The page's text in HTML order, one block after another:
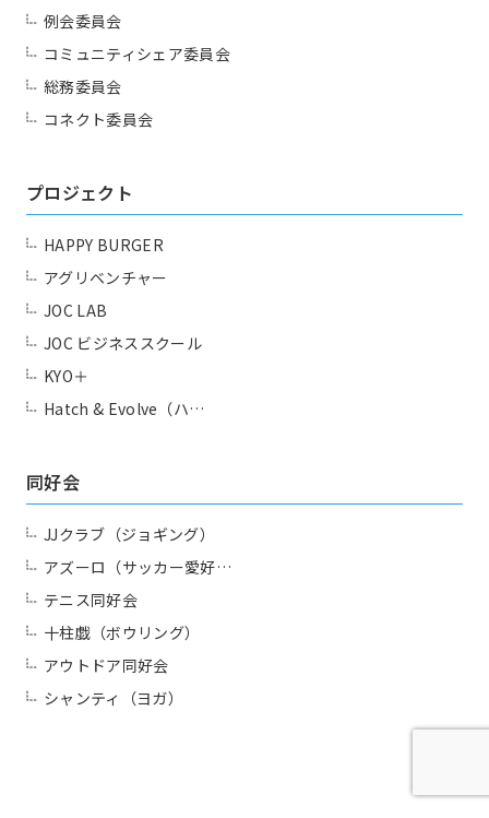
例会委員会
コミュニティシェア委員会
総務委員会
コネクト委員会
プロジェクト
HAPPY BURGER
アグリベンチャー
JOC LAB
JOC ビジネススクール
KYO＋
Hatch & Evolve（ハ…
同好会
JJクラブ（ジョギング）
アズーロ（サッカー愛好…
テニス同好会
十柱戯（ボウリング）
アウトドア同好会
シャンティ（ヨガ）